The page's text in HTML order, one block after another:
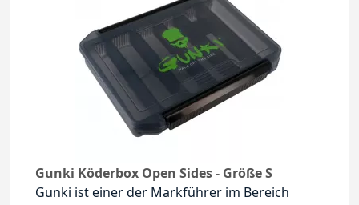
Gunki Köderbox Open Sides - Größe S
Gunki ist einer der Markführer im Bereich